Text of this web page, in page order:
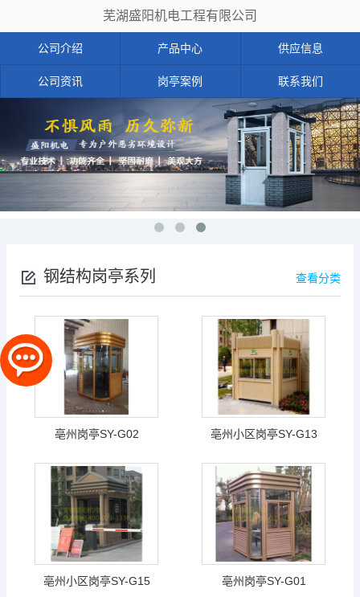
芜湖盛阳机电工程有限公司
公司介绍 产品中心 供应信息
公司资讯 岗亭案例 联系我们
钢结构岗亭系列 查看分类
亳州岗亭SY-G02 亳州小区岗亭SY-G13
亳州小区岗亭SY-G15 亳州岗亭SY-G01